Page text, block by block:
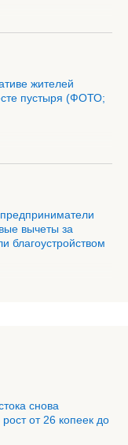
жителей
пустыря (ФОТО;
вычеты за
благоустройством
снова
от 26 копеек до